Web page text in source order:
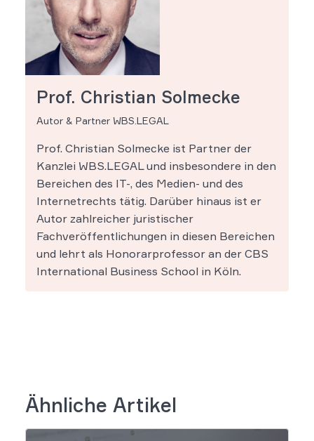
Prof. Christian Solmecke
Autor & Partner WBS.LEGAL
Prof. Christian Solmecke ist Partner der
Kanzlei WBS.LEGAL und insbesondere in den
Bereichen des IT-, des Medien- und des
Internetrechts tätig. Darüber hinaus ist er
Autor zahlreicher juristischer
Fachveröffentlichungen in diesen Bereichen
und lehrt als Honorarprofessor an der CBS
International Business School in Köln.
Ähnliche Artikel